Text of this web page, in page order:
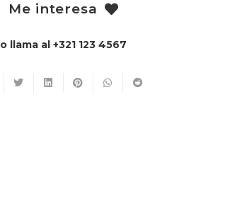
Me interesa
o llama al +321 123 4567